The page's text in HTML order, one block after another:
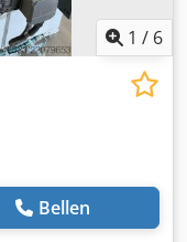
1 / 6
Bellen